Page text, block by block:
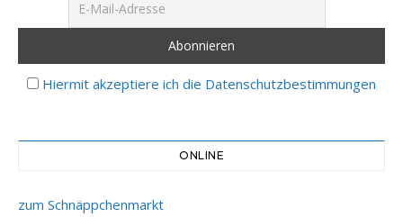
Hiermit akzeptiere ich die Datenschutzbestimmungen
ONLINE
zum Schnäppchenmarkt